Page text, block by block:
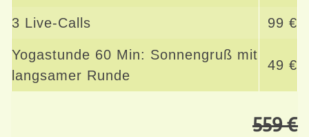
3 Live-Calls 99 €
Yogastunde 60 Min: Sonnengruß mit
langsamer Runde
49 €
559 €